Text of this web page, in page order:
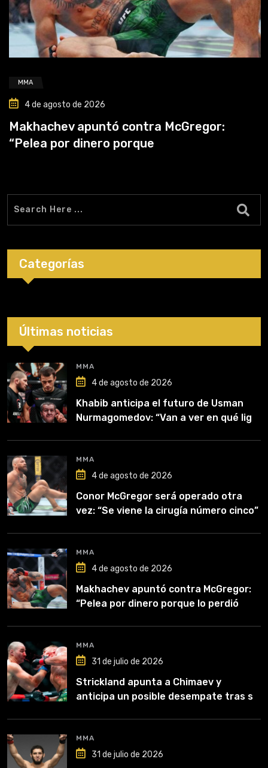
MMA
4 de agosto de 2026
Makhachev apuntó contra McGregor:
“Pelea por dinero porque
Categorías
Últimas noticias
MMA
4 de agosto de 2026
Khabib anticipa el futuro de Usman
Nurmagomedov: “Van a ver en qué liga
MMA
4 de agosto de 2026
Conor McGregor será operado otra
vez: “Se viene la cirugía número cinco”
MMA
4 de agosto de 2026
Makhachev apuntó contra McGregor:
“Pelea por dinero porque lo perdió
MMA
31 de julio de 2026
Strickland apunta a Chimaev y
anticipa un posible desempate tras su
MMA
31 de julio de 2026